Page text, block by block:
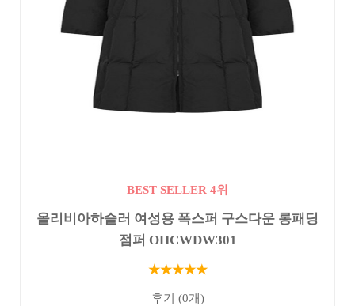
BEST SELLER 4위
올리비아하슬러 여성용 폭스퍼 구스다운 롱패딩
점퍼 OHCWDW301
★★★★★
후기 (0개)